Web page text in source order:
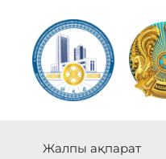
Жалпы ақпарат